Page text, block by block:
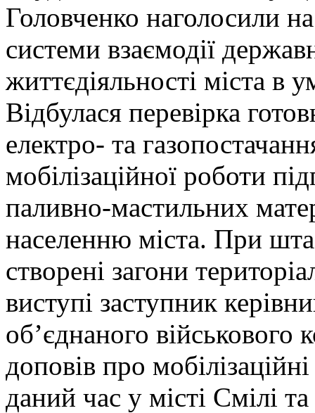
Головченко наголосили
системи взаємодії
життєдіяльності міста в
Відбулася перевірка
електро- та
мобілізаційної роботи
паливно-мастильних
населенню міста. При
створені загони
виступі заступник
об’єднаного військового
доповів про
даний час у місті Смілі